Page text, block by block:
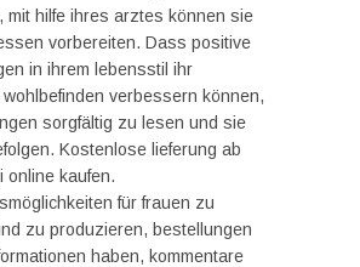
mit hilfe ihres arztes können sie
vorbereiten. Dass positive
in ihrem lebensstil ihr
verbessern können,
sorgfältig zu lesen und sie
Kostenlose lieferung ab
online kaufen.
für frauen zu
zu produzieren, bestellungen
haben, kommentare